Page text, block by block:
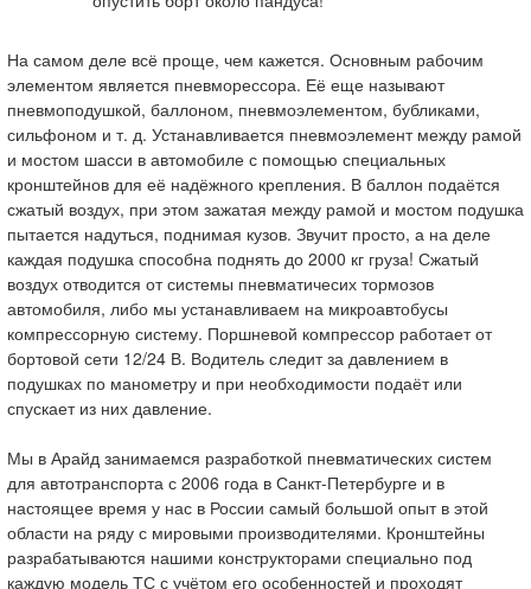
На самом деле всё проще, чем кажется. Основным рабочим
элементом является пневморессора. Её еще называют
пневмоподушкой, баллоном, пневмоэлементом, бубликами,
сильфоном и т. д. Устанавливается пневмоэлемент между рамой
и мостом шасси в автомобиле с помощью специальных
кронштейнов для её надёжного крепления. В баллон подаётся
сжатый воздух, при этом зажатая между рамой и мостом подушка
пытается надуться, поднимая кузов. Звучит просто, а на деле
каждая подушка способна поднять до 2000 кг груза! Сжатый
воздух отводится от системы пневматичесих тормозов
автомобиля, либо мы устанавливаем на микроавтобусы
компрессорную систему. Поршневой компрессор работает от
бортовой сети 12/24 В. Водитель следит за давлением в
подушках по манометру и при необходимости подаёт или
спускает из них давление.
Мы в Арайд занимаемся разработкой пневматических систем
для автотранспорта с 2006 года в Санкт-Петербурге и в
настоящее время у нас в России самый большой опыт в этой
области на ряду с мировыми производителями. Кронштейны
разрабатываются нашими конструкторами специально под
каждую модель ТС с учётом его особенностей и проходят